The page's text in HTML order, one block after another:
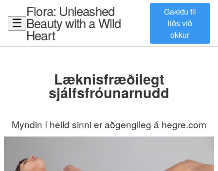
☰
Flora: Unleashed
Beauty with a Wild
Heart
Gakktu til
liðs við
okkur
Læknisfræðilegt
sjálfsfróunarnudd
Myndin í heild sinni er aðgengileg á hegre.com